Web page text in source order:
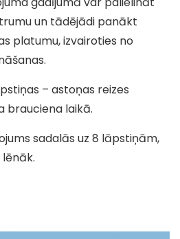
un tādējādi panākt
platumu, izvairoties no
– astoņas reizes
brauciena laikā.
sadalās uz 8 lāpstiņām,